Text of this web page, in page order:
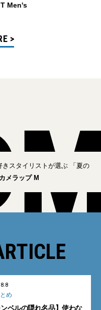
Men's
>
きスタイリストが選ぶ 「夏の
メラップ M
め
ンベルの隠れ名品】使わな